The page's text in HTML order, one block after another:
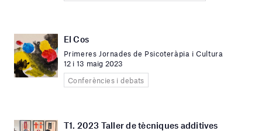
El Cos
Primeres Jornades de Psicoteràpia i Cultura
12 i 13 maig 2023
Conferències i debats
T1. 2023 Taller de tècniques additives